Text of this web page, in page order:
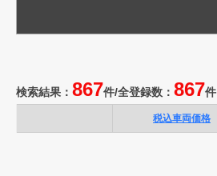
検索結果： 867件/全登録数： 867件
税込車両価格